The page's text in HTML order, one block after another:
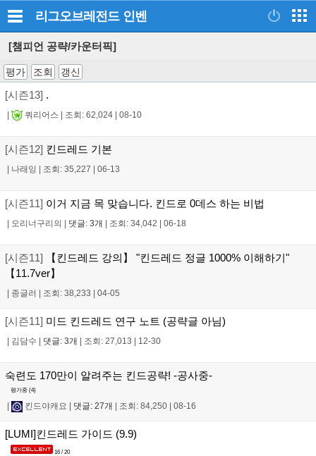
리그오브레전드 인벤
[챔피언 공략/카운터픽]
평가 조회 갱신
[시즌13] .
쿼리어스 조회: 62,024 08-10
[시즌12] 킨드레드 기본
나래잉 조회: 35,227 06-13
[시즌11] 이거 지금 목 맞습니다. 킨드로 0데스 하는 비법
오리너구리의 댓글: 3개 조회: 34,042 06-18
[시즌11] 【킨드레드 강의】 "킨드레드 정글 1000% 이해하기"
【11.7ver】
종글러 조회: 38,233 04-05
[시즌11] 미드 킨드레드 연구 노트 (공략글 아님)
김담수 댓글: 3개 조회: 27,013 12-30
숙련도 170만이 알려주는 킨드공략! -공사중-
평가중 (4)
킨드야캐요 댓글: 27개 조회: 84,250 08-16
[LUMI]킨드레드 가이드 (9.9)
16 / 20